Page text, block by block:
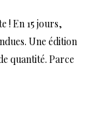
! En 15 jours,
Une édition
quantité. Parce